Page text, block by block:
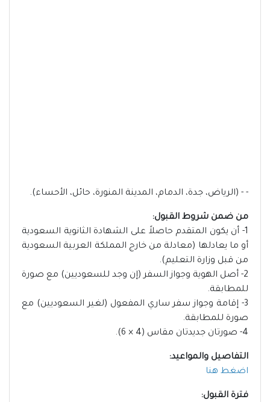
- - (الرياض، جدة، الدمام، المدينة المنورة، حائل، الأحساء).
من ضمن شروط القبول:
1- أن يكون المتقدم حاصلاً على الشهادة الثانوية السعودية
أو ما يعادلها (معادلة من خارج المملكة العربية السعودية
من قبل وزارة التعليم).
2- أصل الهوية وجواز السفر (إن وجد للسعوديين) مع صورة
للمطابقة.
3- إقامة وجواز سفر ساري المفعول (لغير السعوديين) مع
صورة للمطابقة.
4- صورتان جديدتان مقاس (4 × 6).
التفاصيل والمواعيد:
اضغط هنا
فترة القبول: